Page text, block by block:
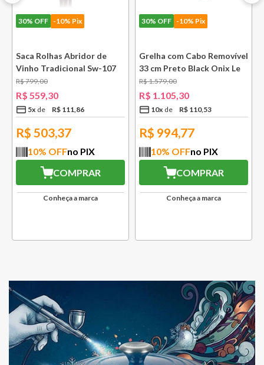
30% OFF -10% Pix
Saca Rolhas Abridor de
Vinho Tradicional Sw-107
Ply Le Creuset
R$799,00
R$ 559,30
5x R$ 111,86
R$ 503,37
10% OFFno PIX
COMPRAR
Conheça a marca
30% OFF -10% Pix
Grelha com Cabo Removível
33 cm Preto Black Onix Le
Creuset
R$1.579,00
R$ 1.105,30
10x R$ 110,53
R$ 994,77
10% OFFno PIX
COMPRAR
Conheça a marca